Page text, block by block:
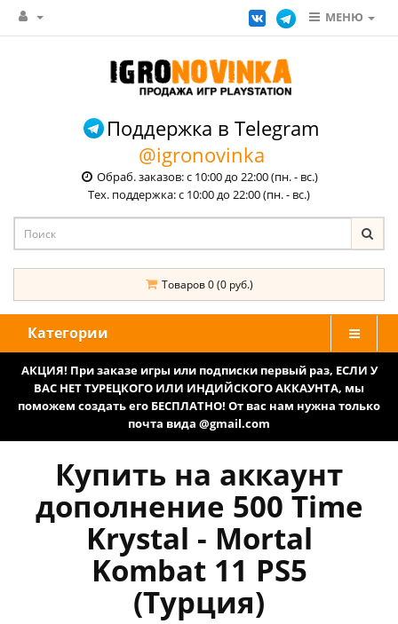
МЕНЮ
Поддержка в Telegram
@igronovinka
Обраб. заказов: с 10:00 до 22:00 (пн. - вс.)
Тех. поддержка: с 10:00 до 22:00 (пн. - вс.)
Товаров 0 (0 руб.)
Категории
АКЦИЯ! При заказе игры или подписки первый раз, ЕСЛИ У
ВАС НЕТ ТУРЕЦКОГО ИЛИ ИНДИЙСКОГО АККАУНТА, мы
поможем создать его БЕСПЛАТНО! От вас нам нужна только
почта вида @gmail.com
Купить на аккаунт
дополнение 500 Time
Krystal - Mortal
Kombat 11 PS5
(Турция)